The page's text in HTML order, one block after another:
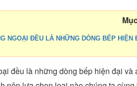
NGOẠI ĐỀU LÀ NHỮNG DÒNG BẾP
đều là những dòng bếp hiện đại và